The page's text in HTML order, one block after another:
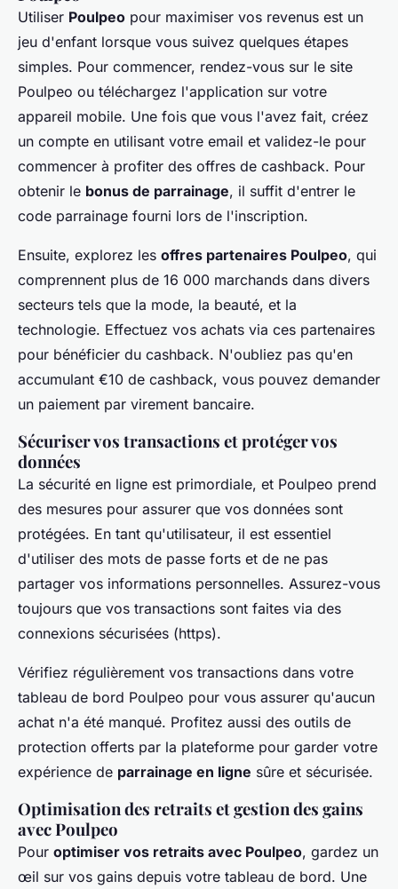
Utiliser Poulpeo pour maximiser vos revenus est un
jeu d'enfant lorsque vous suivez quelques étapes
simples. Pour commencer, rendez-vous sur le site
Poulpeo ou téléchargez l'application sur votre
appareil mobile. Une fois que vous l'avez fait, créez
un compte en utilisant votre email et validez-le pour
commencer à profiter des offres de cashback. Pour
obtenir le bonus de parrainage, il suffit d'entrer le
code parrainage fourni lors de l'inscription.
Ensuite, explorez les offres partenaires Poulpeo, qui
comprennent plus de 16 000 marchands dans divers
secteurs tels que la mode, la beauté, et la
technologie. Effectuez vos achats via ces partenaires
pour bénéficier du cashback. N'oubliez pas qu'en
accumulant €10 de cashback, vous pouvez demander
un paiement par virement bancaire.
Sécuriser vos transactions et protéger vos
données
La sécurité en ligne est primordiale, et Poulpeo prend
des mesures pour assurer que vos données sont
protégées. En tant qu'utilisateur, il est essentiel
d'utiliser des mots de passe forts et de ne pas
partager vos informations personnelles. Assurez-vous
toujours que vos transactions sont faites via des
connexions sécurisées (https).
Vérifiez régulièrement vos transactions dans votre
tableau de bord Poulpeo pour vous assurer qu'aucun
achat n'a été manqué. Profitez aussi des outils de
protection offerts par la plateforme pour garder votre
expérience de parrainage en ligne sûre et sécurisée.
Optimisation des retraits et gestion des gains
avec Poulpeo
Pour optimiser vos retraits avec Poulpeo, gardez un
œil sur vos gains depuis votre tableau de bord. Une